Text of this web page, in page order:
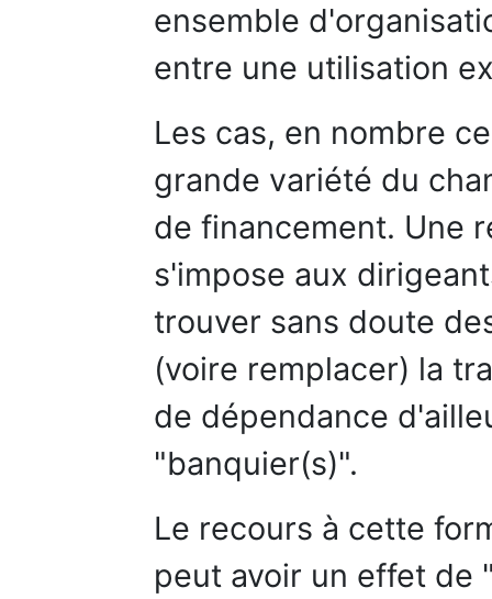
ensemble
entre une utilisation
Les cas, en nombre
grande variété du
de financement. Une
s'impose aux
trouver sans doute
(voire remplacer) la
de dépendance
"banquier(s)".
Le recours à cette
peut avoir un effet de